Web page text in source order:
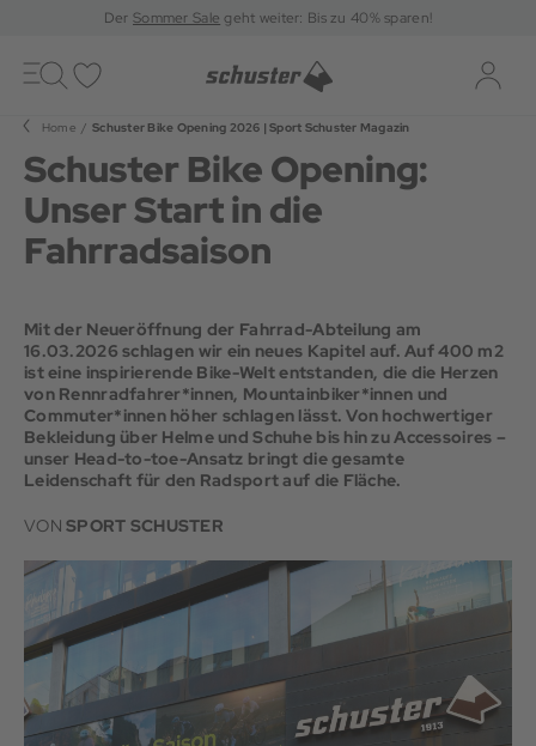
DerSommer Sale geht weiter: Bis zu 40% sparen!
Toggle
navigation
Home Schuster Bike Opening 2026 | Sport Schuster Magazin
Schuster Bike Opening:
Unser Start in die
Fahrradsaison
Mit der Neueröffnung der Fahrrad-Abteilung am
16.03.2026 schlagen wir ein neues Kapitel auf. Auf 400 m2
ist eine inspirierende Bike-Welt entstanden, die die Herzen
von Rennradfahrer*innen, Mountainbiker*innen und
Commuter*innen höher schlagen lässt. Von hochwertiger
Bekleidung über Helme und Schuhe bis hin zu Accessoires –
unser Head-to-toe-Ansatz bringt die gesamte
Leidenschaft für den Radsport auf die Fläche.
VONSPORT SCHUSTER